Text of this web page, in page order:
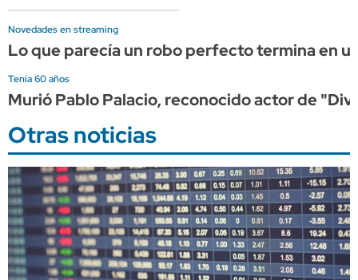
Novedades en streaming
Lo que parecía un robo perfecto termina en
Tenía 60 años
Murió Pablo Palacio, reconocido actor de
Otras noticias